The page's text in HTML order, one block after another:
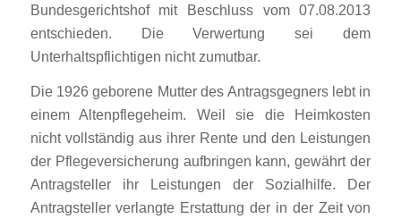
Bundesgerichtshof mit Beschluss vom 07.08.2013
entschieden. Die Verwertung sei dem
Unterhaltspflichtigen nicht zumutbar.
Die 1926 geborene Mutter des Antragsgegners lebt in
einem Altenpflegeheim. Weil sie die Heimkosten
nicht vollständig aus ihrer Rente und den Leistungen
der Pflegeversicherung aufbringen kann, gewährt der
Antragsteller ihr Leistungen der Sozialhilfe. Der
Antragsteller verlangte Erstattung der in der Zeit von